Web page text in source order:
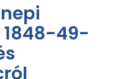
1848-49-